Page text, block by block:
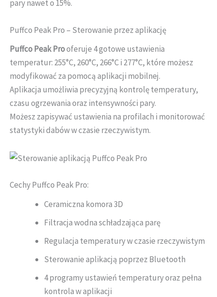
pary nawet o 15%.
Puffco Peak Pro – Sterowanie przez aplikację
Puffco Peak Prooferuje 4 gotowe ustawienia
temperatur: 255°C, 260°C, 266°C i 277°C, które możesz
modyfikować za pomocą aplikacji mobilnej.
Aplikacja umożliwia precyzyjną kontrolę temperatury,
czasu ogrzewania oraz intensywności pary.
Możesz zapisywać ustawienia na profilach i monitorować
statystyki dabów w czasie rzeczywistym.
Cechy Puffco Peak Pro:
Ceramiczna komora 3D
Filtracja wodna schładzająca parę
Regulacja temperatury w czasie rzeczywistym
Sterowanie aplikacją poprzez Bluetooth
4 programy ustawień temperatury oraz pełna
kontrola w aplikacji